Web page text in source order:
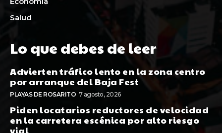
Salud
Lo que debes de leer
Advierten tráfico lento en la zona centro
por arranque del Baja Fest
PLAYAS DE ROSARITO 7 agosto, 2026
Piden locatarios reductores de velocidad
en la carretera escénica por alto riesgo
vial